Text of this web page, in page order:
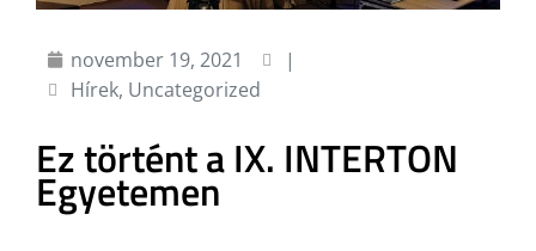
november 19, 2021
|
Hírek, Uncategorized
Ez történt a IX. INTERTON
Egyetemen